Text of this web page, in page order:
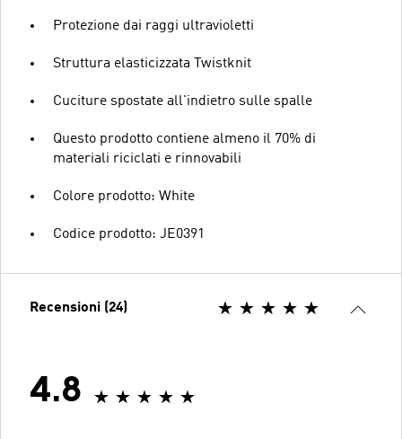
Protezione dai raggi ultravioletti
Struttura elasticizzata Twistknit
Cuciture spostate all'indietro sulle spalle
Questo prodotto contiene almeno il 70% di
materiali riciclati e rinnovabili
Colore prodotto: White
Codice prodotto: JE0391
Recensioni (24)
4.8